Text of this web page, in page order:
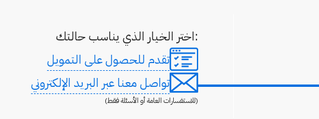
اختر الخيار الذي يناسب حالتك:
تقدم للحصول على التمويل
تواصل معنا عبر البريد الإلكتروني
(للاستفسارات العامة أو الأسئلة فقط)